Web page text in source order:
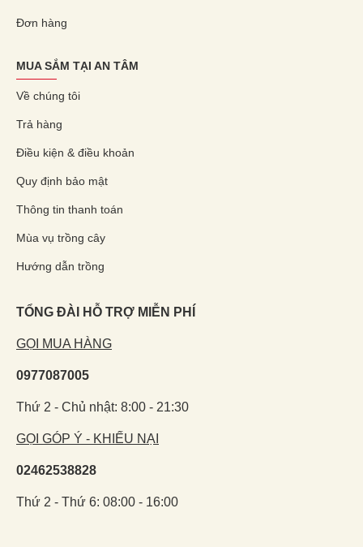
Đơn hàng
MUA SẮM TẠI AN TÂM
Về chúng tôi
Trả hàng
Điều kiện & điều khoản
Quy định bảo mật
Thông tin thanh toán
Mùa vụ trồng cây
Hướng dẫn trồng
TỔNG ĐÀI HỖ TRỢ MIỄN PHÍ
GỌI MUA HÀNG
0977087005
Thứ 2 - Chủ nhật: 8:00 - 21:30
GỌI GÓP Ý - KHIẾU NẠI
02462538828
Thứ 2 - Thứ 6: 08:00 - 16:00